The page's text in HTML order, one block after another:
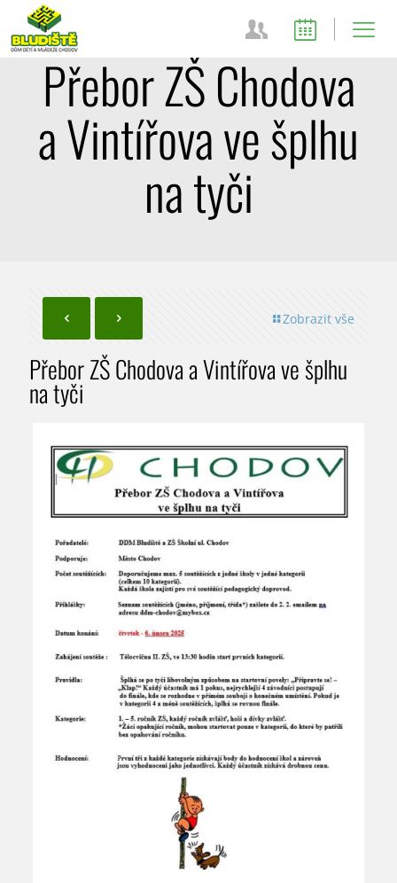
Přebor ZŠ Chodova
a Vintířova ve šplhu
na tyči
Zobrazit vše
Přebor ZŠ Chodova a Vintířova ve šplhu
na tyči